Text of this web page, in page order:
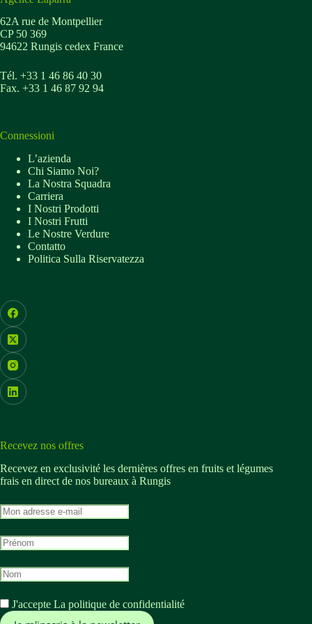
62A rue de Montpellier
CP 50 369
94622 Rungis cedex France
Tél. +33 1 46 86 40 30
Fax. +33 1 46 87 92 94
Connessioni
L’azienda
Chi Siamo Noi?
La Nostra Squadra
Carriera
I Nostri Prodotti
I Nostri Frutti
Le Nostre Verdure
Contatto
Politica Sulla Riservatezza
Recevez nos offres
Recevez en exclusivité les dernières offres en fruits et légumes
frais en direct de nos bureaux à Rungis
M
o
a
r
e
s
e
M
o
p
é
n
M
o
n
o
J'accepte La politique de confidentialité